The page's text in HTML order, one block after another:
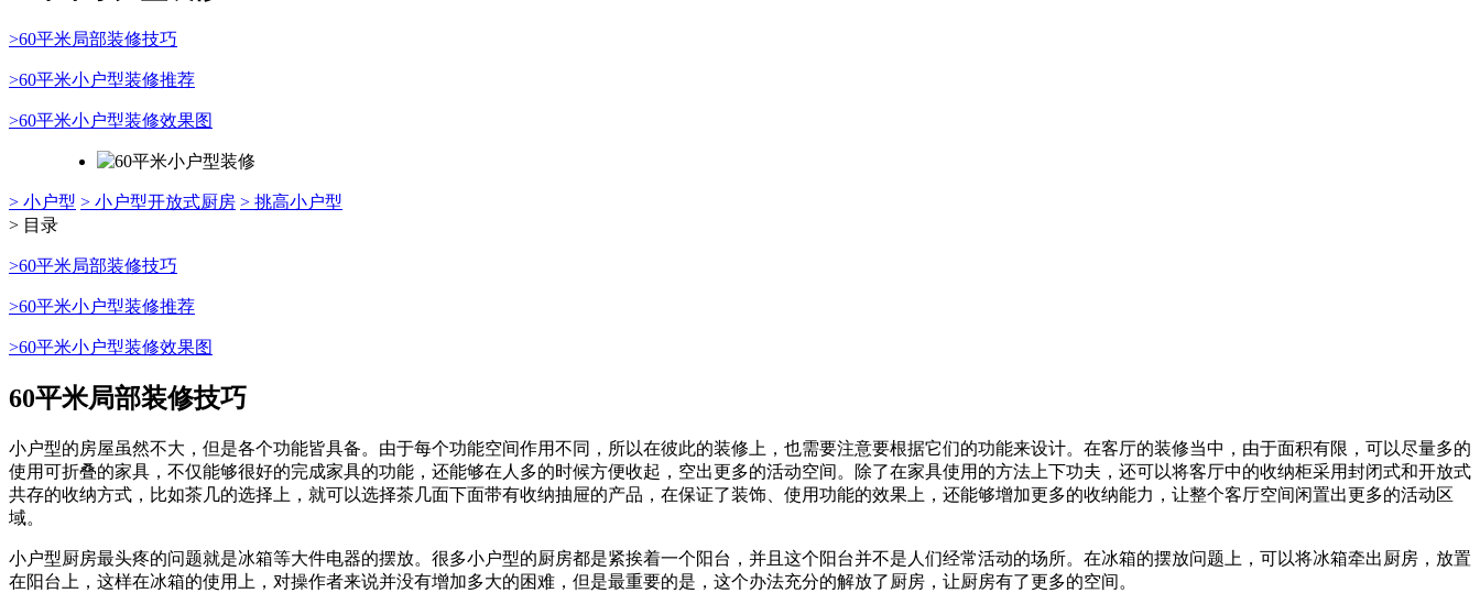
>60平米局部装修技巧
>60平米小户型装修推荐
>60平米小户型装修效果图
> 小户型 > 小户型开放式厨房 > 挑高小户型
> 目录
>60平米局部装修技巧
>60平米小户型装修推荐
>60平米小户型装修效果图
60平米局部装修技巧
小户型的房屋虽然不大，但是各个功能皆具备。由于每个功能空间作用不同，所以在彼此的装修上，也需要注意要根据它们的功能来设计。在客厅的装修当中，由于面积有限，可以尽量多的
使用可折叠的家具，不仅能够很好的完成家具的功能，还能够在人多的时候方便收起，空出更多的活动空间。除了在家具使用的方法上下功夫，还可以将客厅中的收纳柜采用封闭式和开放式
共存的收纳方式，比如茶几的选择上，就可以选择茶几面下面带有收纳抽屉的产品，在保证了装饰、使用功能的效果上，还能够增加更多的收纳能力，让整个客厅空间闲置出更多的活动区
域。
小户型厨房最头疼的问题就是冰箱等大件电器的摆放。很多小户型的厨房都是紧挨着一个阳台，并且这个阳台并不是人们经常活动的场所。在冰箱的摆放问题上，可以将冰箱牵出厨房，放置
在阳台上，这样在冰箱的使用上，对操作者来说并没有增加多大的困难，但是最重要的是，这个办法充分的解放了厨房，让厨房有了更多的空间。